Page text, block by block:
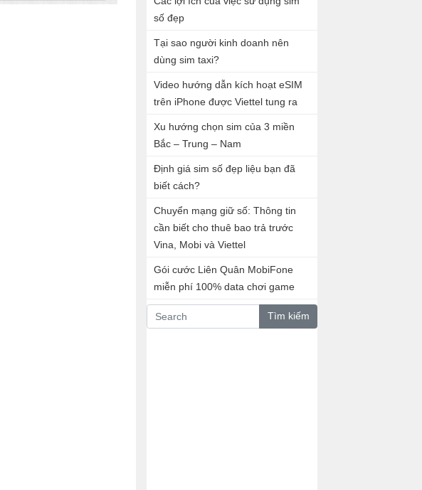
số đẹp
Tại sao người kinh doanh nên
dùng sim taxi?
Video hướng dẫn kích hoạt eSIM
trên iPhone được Viettel tung ra
Xu hướng chọn sim của 3 miền
Bắc – Trung – Nam
Định giá sim số đẹp liệu bạn đã
biết cách?
Chuyển mạng giữ số: Thông tin
cần biết cho thuê bao trả trước
Vina, Mobi và Viettel
Gói cước Liên Quân MobiFone
miễn phí 100% data chơi game
Tìm kiếm